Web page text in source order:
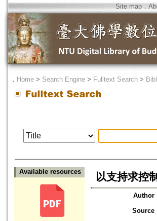
Site map．
． Home > Search Engine > Fulltext Search >
Available resources 以支持求控
Author
Source